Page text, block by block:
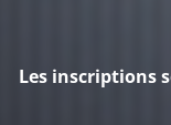
Les inscriptions